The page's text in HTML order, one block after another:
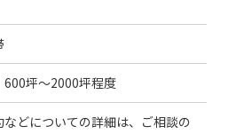
坪～2000坪程度
どについての詳細は、ご相談の